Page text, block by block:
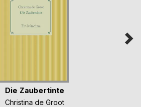
Die Zaubertinte
Christina de Groot